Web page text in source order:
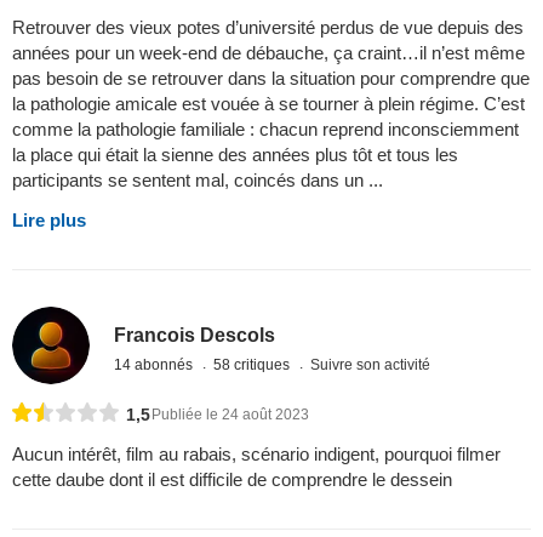
Retrouver des vieux potes d’université perdus de vue depuis des
années pour un week-end de débauche, ça craint…il n’est même
pas besoin de se retrouver dans la situation pour comprendre que
la pathologie amicale est vouée à se tourner à plein régime. C’est
comme la pathologie familiale : chacun reprend inconsciemment
la place qui était la sienne des années plus tôt et tous les
participants se sentent mal, coincés dans un ...
Lire plus
Francois Descols
14 abonnés 58 critiques Suivre son activité
1,5 Publiée le 24 août 2023
Aucun intérêt, film au rabais, scénario indigent, pourquoi filmer
cette daube dont il est difficile de comprendre le dessein